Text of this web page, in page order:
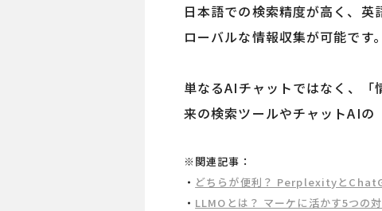
日本語での検索精度が高く、
ローバルな情報収集が可能です。
単なるAIチャットではなく、
来の検索ツールやチャットAIの
※関連記事：
・ どちらが便利？ Perplexityと
・ LLMOとは？ マーケに活かす5つの